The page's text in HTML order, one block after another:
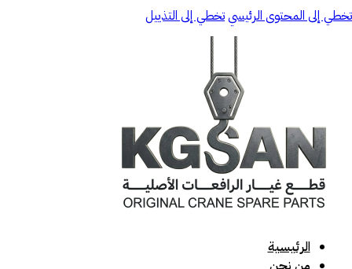
تخطي إلى المحتوى الرئيسيتخطي إلى التذييل
الرئيسية
من نحن